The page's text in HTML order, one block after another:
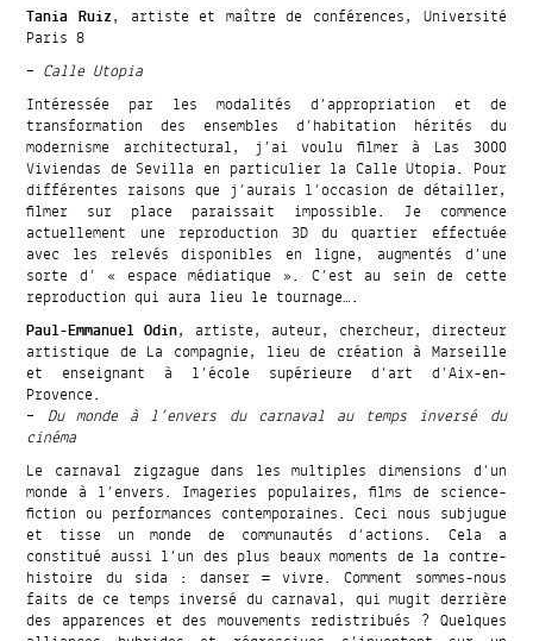
Tania Ruiz, artiste et maître de conférences, Université
Paris 8
– Calle Utopia
Intéressée par les modalités d’appropriation et de
transformation des ensembles d’habitation hérités du
modernisme architectural, j’ai voulu filmer à Las 3000
Viviendas de Sevilla en particulier la Calle Utopia. Pour
différentes raisons que j’aurais l’occasion de détailler,
filmer sur place paraissait impossible. Je commence
actuellement une reproduction 3D du quartier effectuée
avec les relevés disponibles en ligne, augmentés d’une
sorte d’ « espace médiatique ». C’est au sein de cette
reproduction qui aura lieu le tournage….
Paul-Emmanuel Odin, artiste, auteur, chercheur, directeur
artistique de La compagnie, lieu de création à Marseille
et enseignant à l’école supérieure d’art d’Aix-en-
Provence.
– Du monde à l’envers du carnaval au temps inversé du
cinéma
Le carnaval zigzague dans les multiples dimensions d’un
monde à l’envers. Imageries populaires, films de science-
fiction ou performances contemporaines. Ceci nous subjugue
et tisse un monde de communautés d’actions. Cela a
constitué aussi l’un des plus beaux moments de la contre-
histoire du sida : danser = vivre. Comment sommes-nous
faits de ce temps inversé du carnaval, qui mugit derrière
des apparences et des mouvements redistribués ? Quelques